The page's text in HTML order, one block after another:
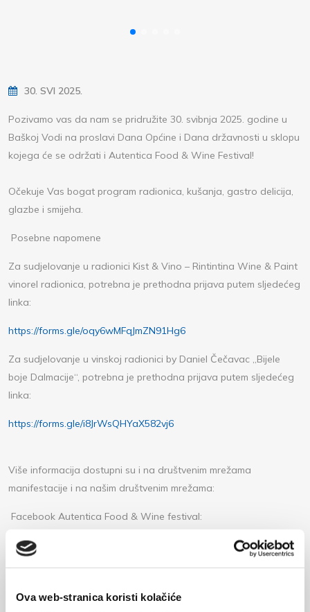
Ova web-stranica koristi kolačiće
30. SVI 2025.
Pozivamo vas da nam se pridružite 30. svibnja 2025. godine u
Baškoj Vodi na proslavi Dana Općine i Dana državnosti u sklopu
kojega će se održati i Autentica Food & Wine Festival!
Očekuje Vas bogat program radionica, kušanja, gastro delicija,
glazbe i smijeha.
Posebne napomene
Za sudjelovanje u radionici Kist & Vino – Rintintina Wine & Paint
vinorel radionica, potrebna je prethodna prijava putem sljedećeg
linka:
https://forms.gle/oqy6wMFqJmZN91Hg6
Za sudjelovanje u vinskoj radionici by Daniel Čečavac „Bijele
boje Dalmacije“, potrebna je prethodna prijava putem sljedećeg
linka:
https://forms.gle/i8JrWsQHYaX582vj6
Više informacija dostupni su i na društvenim mrežama
manifestacije i na našim društvenim mrežama:
Facebook Autentica Food & Wine festival: